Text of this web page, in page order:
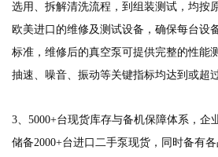
选用、拆解清洗流程，到组装测试，均按
欧美进口的维修及测试设备，确保每台设
标准，维修后的真空泵可提供完整的性能
抽速、噪音、振动等关键指标均达到或超
3、5000+台现货库存与备机保障体系，企
储备2000+台进口二手泵现货，同时备有